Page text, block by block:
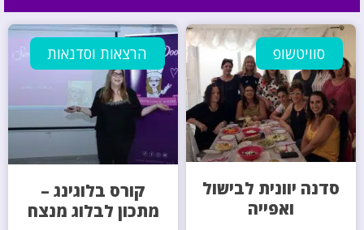
סוויטשופ
סדנה יוונית לבישול
ואפייה
הרצאות וסדנאות
קורס בלוגינג –
מתכון לבלוג מנצח